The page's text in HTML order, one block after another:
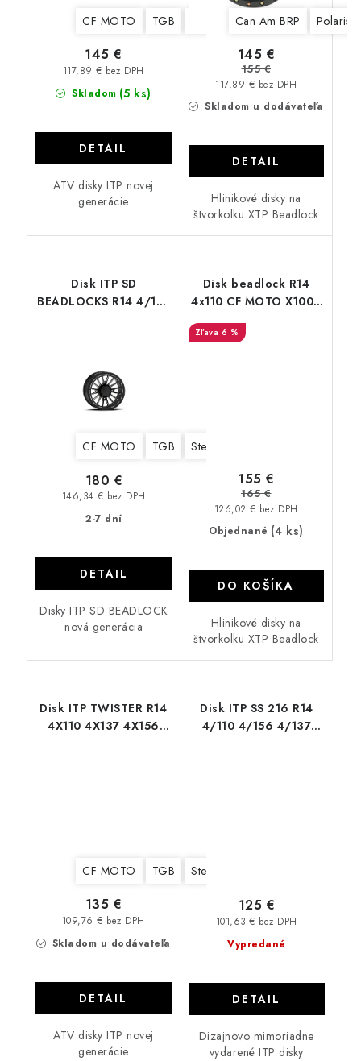
CF MOTO TGB Yamaha Suzuki
Skladom (5 ks)
117,89 € bez DPH
145 €
DETAIL
ATV disky ITP novej
generácie
Can Am BRP Polaris
Skladom u dodávateľa
117,89 € bez DPH
145 €
155 €
DETAIL
Hlinikové disky na
štvorkolku XTP Beadlock
Disk ITP SD
BEADLOCKS R14 4/137
CF MOTO TGB Stels
2-7 dní
146,34 € bez DPH
180 €
DETAIL
Disky ITP SD BEADLOCK
nová generácia
Disk beadlock R14
4x110 CF MOTO X1000
6 %
Objednané (4 ks)
126,02 € bez DPH
155 €
165 €
DO KOŠÍKA
Hlinikové disky na
štvorkolku XTP Beadlock
Disk ITP TWISTER R14
4X110 4X137 4X156
CF MOTO TGB Stels
Skladom u dodávateľa
109,76 € bez DPH
135 €
DETAIL
ATV disky ITP novej
generácie
Disk ITP SS 216 R14
4/110 4/156 4/137
Vypredané
101,63 € bez DPH
125 €
DETAIL
Dizajnovo mimoriadne
vydarené ITP disky